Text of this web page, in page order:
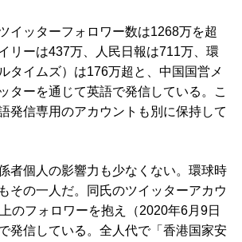
イッターフォロワー数は1268万を超
リーは437万、人民日報は711万、環
タイムズ）は176万超と、中国国営メ
ターを通じて英語で発信している。こ
発信専用のアカウントも別に保持して
者個人の影響力も少なくない。環球時
その一人だ。同氏のツイッターアカウ
のフォロワーを抱え（2020年6月9日
発信している。全人代で「香港国家安